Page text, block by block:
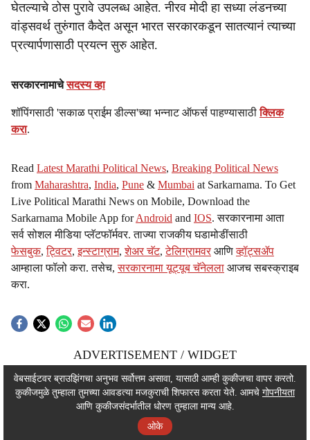
घेतल्याचे ठोस पुरावे उपलब्ध आहेत. नीरव मोदी हा सध्या लंडनच्या
वांड्सवर्थ तुरुंगात कैदेत असून भारत सरकारकडून सातत्यानं त्याच्या
प्रत्यार्पणासाठी प्रयत्न सुरु आहेत.
सरकारनामाचेसदस्य व्हा
शॉपिंगसाठी 'सकाळ प्राईम डील्स'च्या भन्नाट ऑफर्स पाहण्यासाठीक्लिक
करा.
Read Latest Marathi Political News, Breaking Political News
from Maharashtra, India, Pune & Mumbai at Sarkarnama. To Get
Live Political Marathi News on Mobile, Download the
Sarkarnama Mobile App forAndroid and IOS. सरकारनामा आता
सर्व सोशल मीडिया प्लॅटफॉर्मवर. ताज्या राजकीय घडामोडींसाठी
फेसबुक,ट्विटर,इन्स्टाग्राम,शेअर चॅट,टेलिग्रामवर आणिव्हॉट्सॲप
आम्हाला फॉलो करा. तसेच,सरकारनामा यूट्यूब चॅनेलला आजच सबस्क्राइब
करा.
ADVERTISEMENT / WIDGET
ADVERTISEMENT / WIDGET
ADVERTISEMENT / WIDGET
वेबसाईटवर ब्राउझिंगचा अनुभव सर्वोत्तम असावा, यासाठी आम्ही कुकीजचा वापर करतो.
कुकीजमुळे तुम्हाला तुमच्या आवडत्या मजकुराची शिफारस करता येते. आमचे गोपनीयता
आणि कुकीजसंदर्भातील धोरण तुम्हाला मान्य आहे.
ओके